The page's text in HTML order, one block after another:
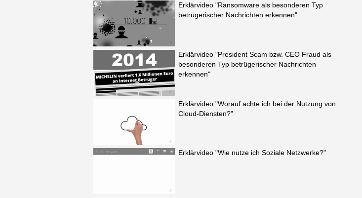
Erklärvideo "Ransomware als besonderen Typ
betrügerischer Nachrichten erkennen"
Erklärvideo "President Scam bzw. CEO Fraud als
besonderen Typ betrügerischer Nachrichten
erkennen"
Erklärvideo "Worauf achte ich bei der Nutzung von
Cloud-Diensten?"
Erklärvideo "Wie nutze ich Soziale Netzwerke?"